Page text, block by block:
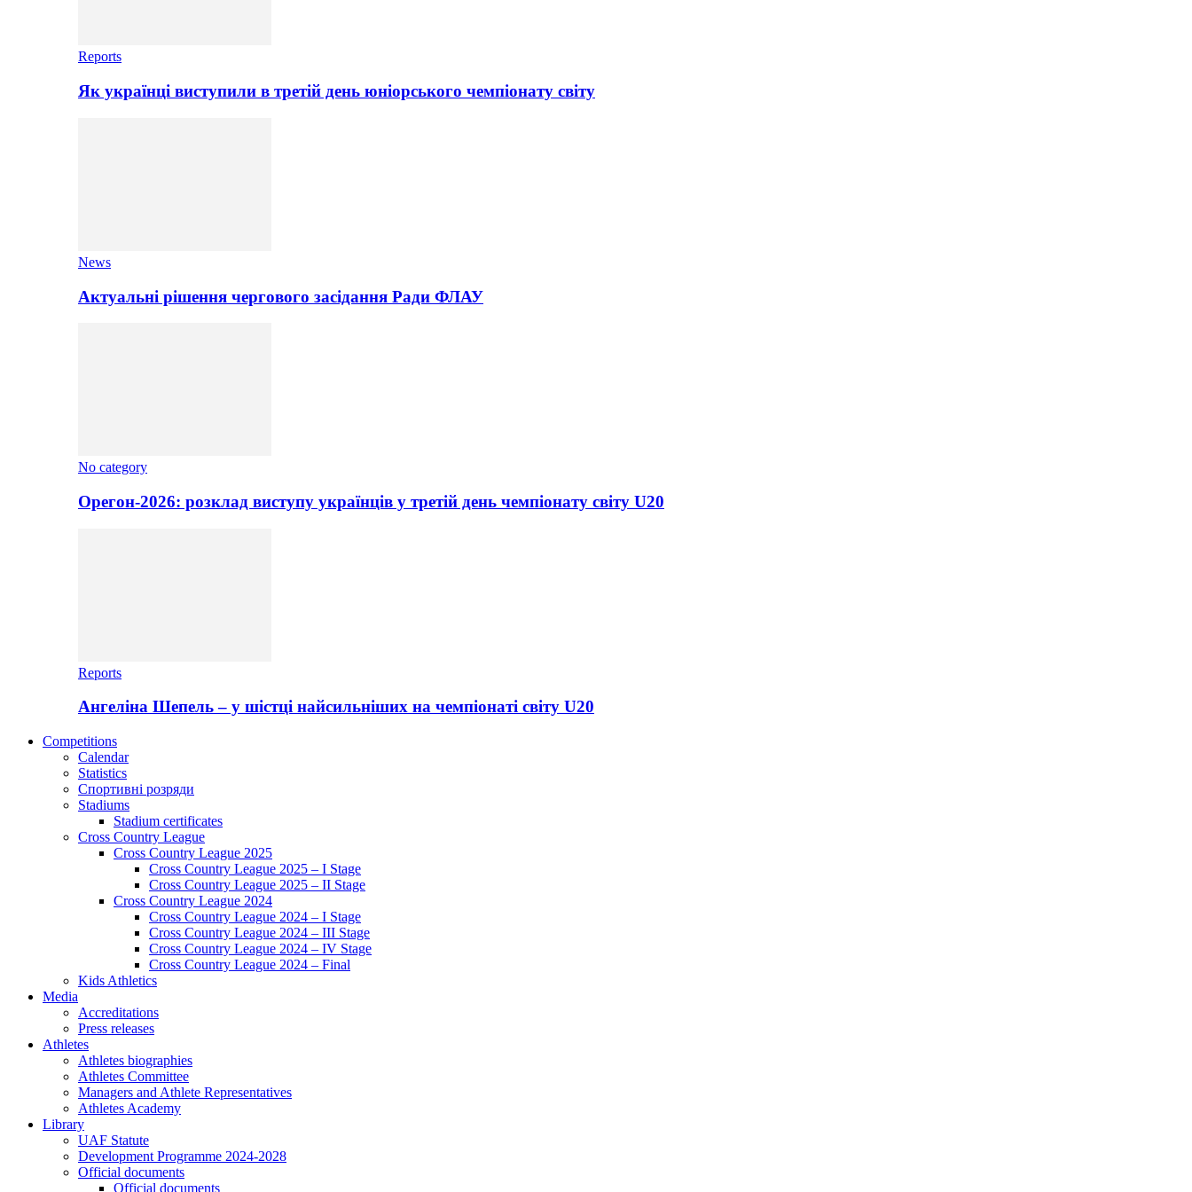
Reports
Як українці виступили в третій день юніорського чемпіонату світу
News
Актуальні рішення чергового засідання Ради ФЛАУ
No category
Орегон-2026: розклад виступу українців у третій день чемпіонату світу U20
Reports
Ангеліна Шепель – у шістці найсильніших на чемпіонаті світу U20
Competitions
Calendar
Statistics
Спортивні розряди
Stadiums
Stadium certificates
Cross Country League
Cross Country League 2025
Cross Country League 2025 – I Stage
Cross Country League 2025 – II Stage
Cross Country League 2024
Cross Country League 2024 – I Stage
Cross Country League 2024 – III Stage
Cross Country League 2024 – IV Stage
Cross Country League 2024 – Final
Kids Athletics
Media
Accreditations
Press releases
Athletes
Athletes biographies
Athletes Committee
Managers and Athlete Representatives
Athletes Academy
Library
UAF Statute
Development Programme 2024-2028
Official documents
Official documents